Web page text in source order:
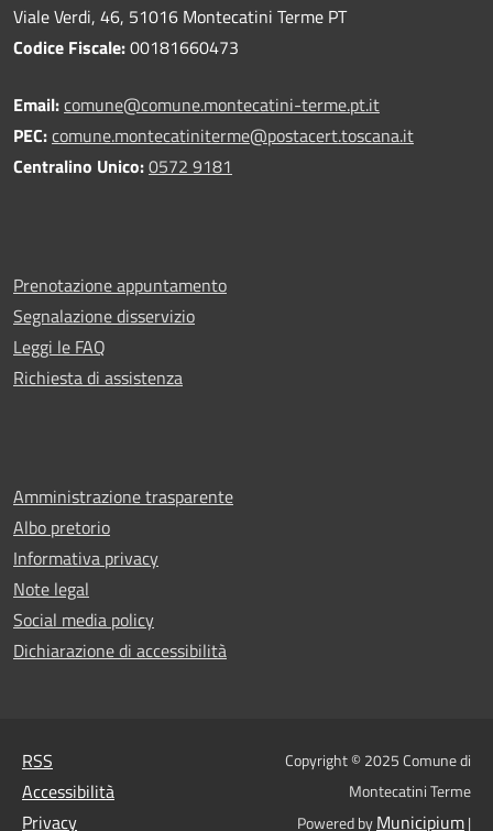
Viale Verdi, 46, 51016 Montecatini Terme PT
Codice Fiscale:00181660473
Email:comune@comune.montecatini-terme.pt.it
PEC:comune.montecatiniterme@postacert.toscana.it
Centralino Unico:0572 9181
Prenotazione appuntamento
Segnalazione disservizio
Leggi le FAQ
Richiesta di assistenza
Amministrazione trasparente
Albo pretorio
Informativa privacy
Note legal
Social media policy
Dichiarazione di accessibilità
RSS
Accessibilità
Privacy
Copyright © 2025 Comune di
Montecatini Terme
Powered byMunicipium|